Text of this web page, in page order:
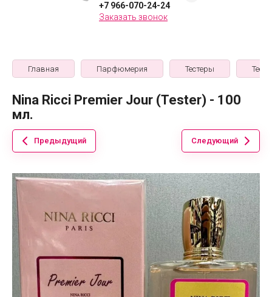
+7 966-070-24-24
Заказать звонок
Главная Парфюмерия Тестеры
Nina Ricci Premier Jour (Tester) - 100
мл.
Предыдущий Следующий